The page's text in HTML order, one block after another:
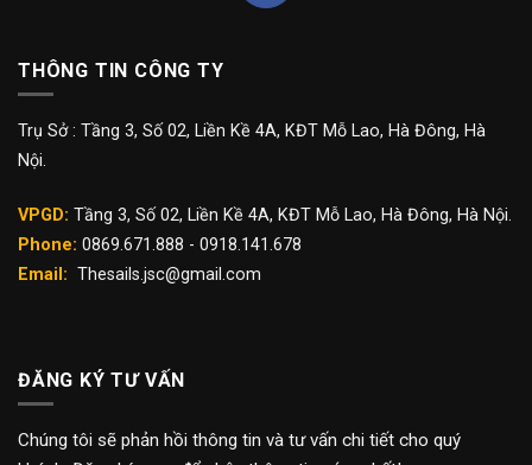
THÔNG TIN CÔNG TY
Trụ Sở : Tầng 3, Số 02, Liền Kề 4A, KĐT Mỗ Lao, Hà Đông, Hà
Nội.
VPGD: Tầng 3, Số 02, Liền Kề 4A, KĐT Mỗ Lao, Hà Đông, Hà Nội.
Phone: 0869.671.888 - 0918.141.678
Email: Thesails.jsc@gmail.com
ĐĂNG KÝ TƯ VẤN
Chúng tôi sẽ phản hồi thông tin và tư vấn chi tiết cho quý